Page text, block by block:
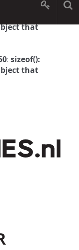
that
: sizeof():
that